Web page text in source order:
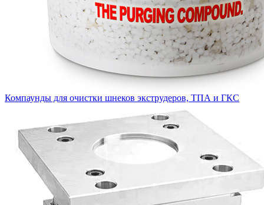
Компаунды для очистки шнеков экструдеров, ТПА и ГКС